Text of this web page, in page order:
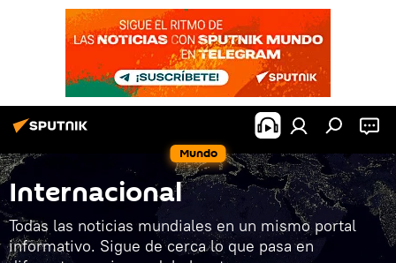
Mundo
Internacional
Todas las noticias mundiales en un mismo portal
informativo. Sigue de cerca lo que pasa en